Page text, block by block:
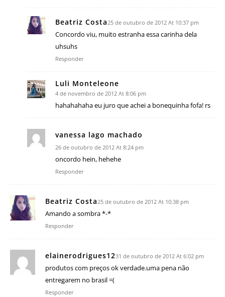
Beatriz Costa25 de outubro de 2012 At 10:37 pm
Concordo viu, muito estranha essa carinha dela
uhsuhs
Responder
Luli Monteleone
4 de novembro de 2012 At 8:06 pm
hahahahaha eu juro que achei a bonequinha fofa! rs
vanessa lago machado
26 de outubro de 2012 At 8:24 pm
oncordo hein, hehehe
Responder
Beatriz Costa25 de outubro de 2012 At 10:38 pm
Amando a sombra *-*
Responder
elainerodrigues1231 de outubro de 2012 At 6:02 pm
produtos com preços ok verdade.uma pena não
entregarem no brasil =(
Responder